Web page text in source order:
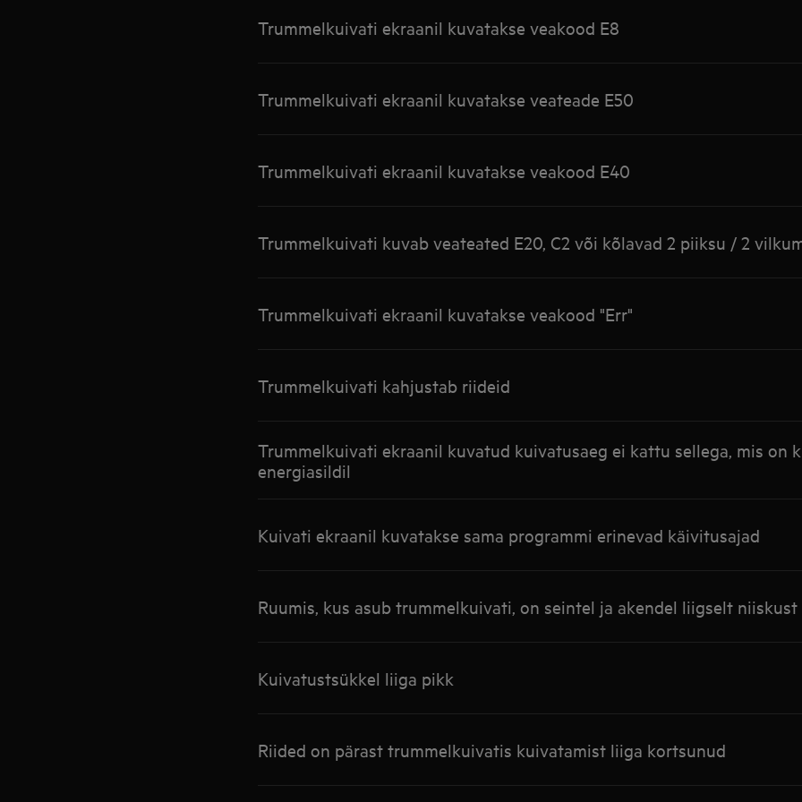
Trummelkuivati ekraanil kuvatakse veakood E8
Trummelkuivati ekraanil kuvatakse veateade E50
Trummelkuivati ekraanil kuvatakse veakood E40
Trummelkuivati kuvab veateated E20, C2 või kõlavad 2 piiksu / 2
Trummelkuivati ekraanil kuvatakse veakood "Err"
Trummelkuivati kahjustab riideid
Trummelkuivati ekraanil kuvatud kuivatusaeg ei kattu sellega, mis on
energiasildil
Kuivati ekraanil kuvatakse sama programmi erinevad käivitusajad
Ruumis, kus asub trummelkuivati, on seintel ja akendel liigselt niiskust
Kuivatustsükkel liiga pikk
Riided on pärast trummelkuivatis kuivatamist liiga kortsunud